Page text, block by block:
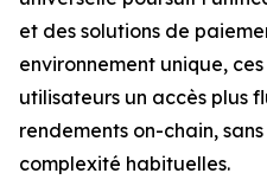
et des solutions de
environnement unique,
utilisateurs un accès plus
rendements on-chain,
complexité habituelles.